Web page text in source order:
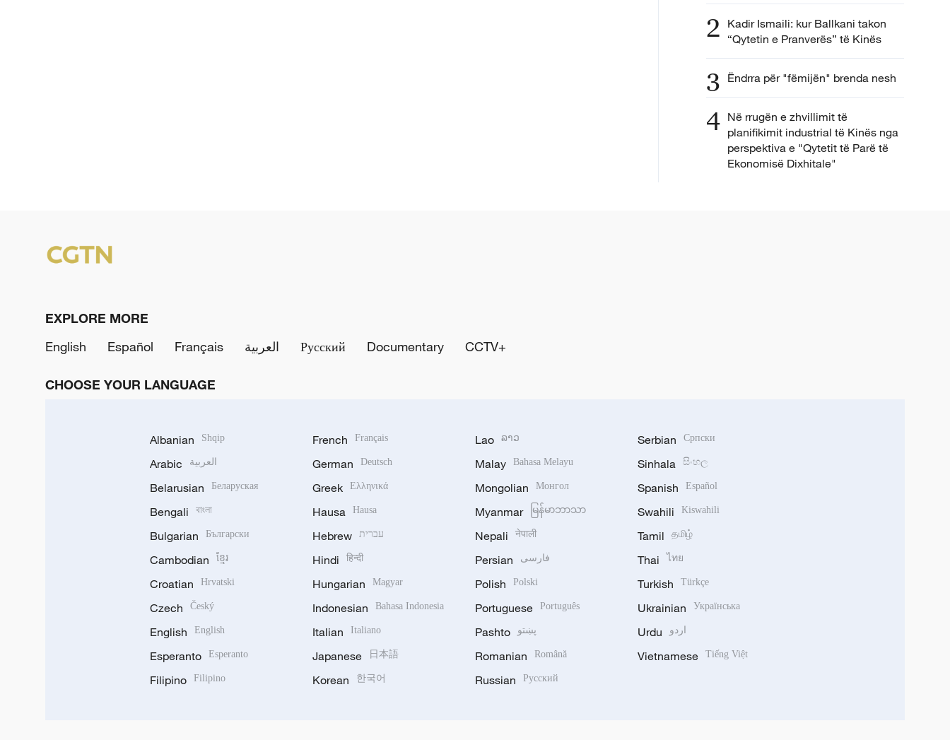
2 Kadir Ismaili: kur Ballkani takon
“Qytetin e Pranverës” të Kinës
3 Ëndrra për "fëmijën" brenda nesh
4 Në rrugën e zhvillimit të
planifikimit industrial të Kinës nga
perspektiva e "Qytetit të Parë të
Ekonomisë Dixhitale"
EXPLORE MORE
English
Español Français العربية Русский Documentary CCTV+
CHOOSE YOUR LANGUAGE
Albanian Shqip
Arabic العربية
Belarusian Беларуская
Bengali বাংলা
Bulgarian Български
Cambodian ខ្មែរ
Croatian Hrvatski
Czech Český
English English
Esperanto Esperanto
Filipino Filipino
French Français
German Deutsch
Greek Ελληνικά
Hausa Hausa
Hebrew עברית
Hindi हिन्दी
Hungarian Magyar
Indonesian Bahasa Indonesia
Italian Italiano
Japanese 日本語
Korean 한국어
Lao ລາວ
Malay Bahasa Melayu
Mongolian Монгол
Myanmar မြန်မာဘာသာ
Nepali नेपाली
Persian فارسی
Polish Polski
Portuguese Português
Pashto پښتو
Romanian Română
Russian Русский
Serbian Српски
Sinhala සිංහල
Spanish Español
Swahili Kiswahili
Tamil தமிழ்
Thai ไทย
Turkish Türkçe
Ukrainian Українська
Urdu اردو
Vietnamese Tiếng Việt